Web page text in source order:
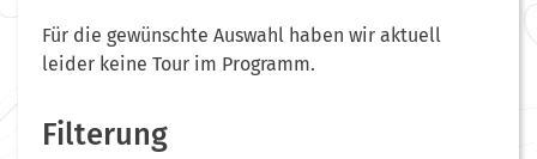
Für die gewünschte Auswahl haben wir aktuell
leider keine Tour im Programm.
Filterung